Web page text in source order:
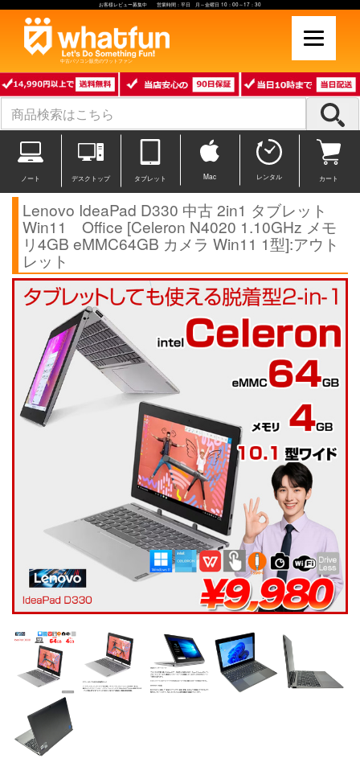
お客様レビュー募集中 営業時間：平日 月～金曜日 10：00～17：30
中古パソコン販売のワットファン
ノート デスクトップ タブレット Mac レンタル カート
Lenovo IdeaPad D330 中古 2in1 タブレット
Win11 Office [Celeron N4020 1.10GHz メモ
リ4GB eMMC64GB カメラ Win11 1型]:アウト
レット